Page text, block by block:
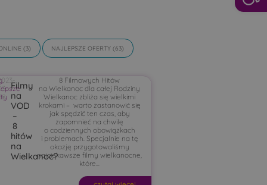
(3) NAJLEPSZE OFERTY (63)
Filmy
na
VOD
–
8
hitów
na
Wielkanoc?
8 Filmowych Hitów
na Wielkanoc dla całej Rodziny
Wielkanoc zbliża się wielkimi
krokami – warto zastanowić się
jak spędzić ten czas, aby
zapomnieć na chwilę
o codziennych obowiązkach
i problemach. Specjalnie na tę
okazję przygotowaliśmy
najciekawsze filmy wielkanocne,
które...